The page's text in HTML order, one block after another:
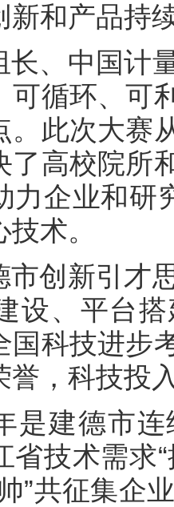
新和产品持
长、中国计
可循环、可
。此次大赛
了高校院所
力企业和研
术。
市创新引才
设、平台
国科技进步
誉，科技投
是建德市
省技术需求
”共征集企